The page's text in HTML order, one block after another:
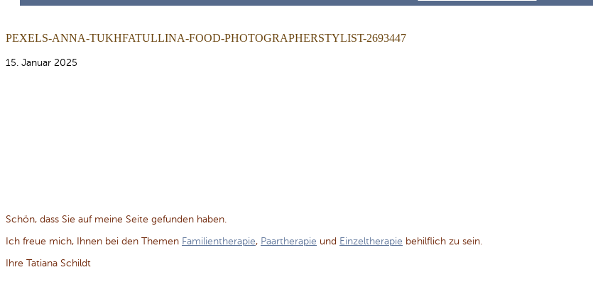
PEXELS-ANNA-TUKHFATULLINA-FOOD-PHOTOGRAPHERSTYLIST-2693447
15. Januar 2025
Schön, dass Sie auf meine Seite gefunden haben.
Ich freue mich, Ihnen bei den Themen Familientherapie, Paartherapie und Einzeltherapie behilflich zu sein.
Ihre Tatiana Schildt